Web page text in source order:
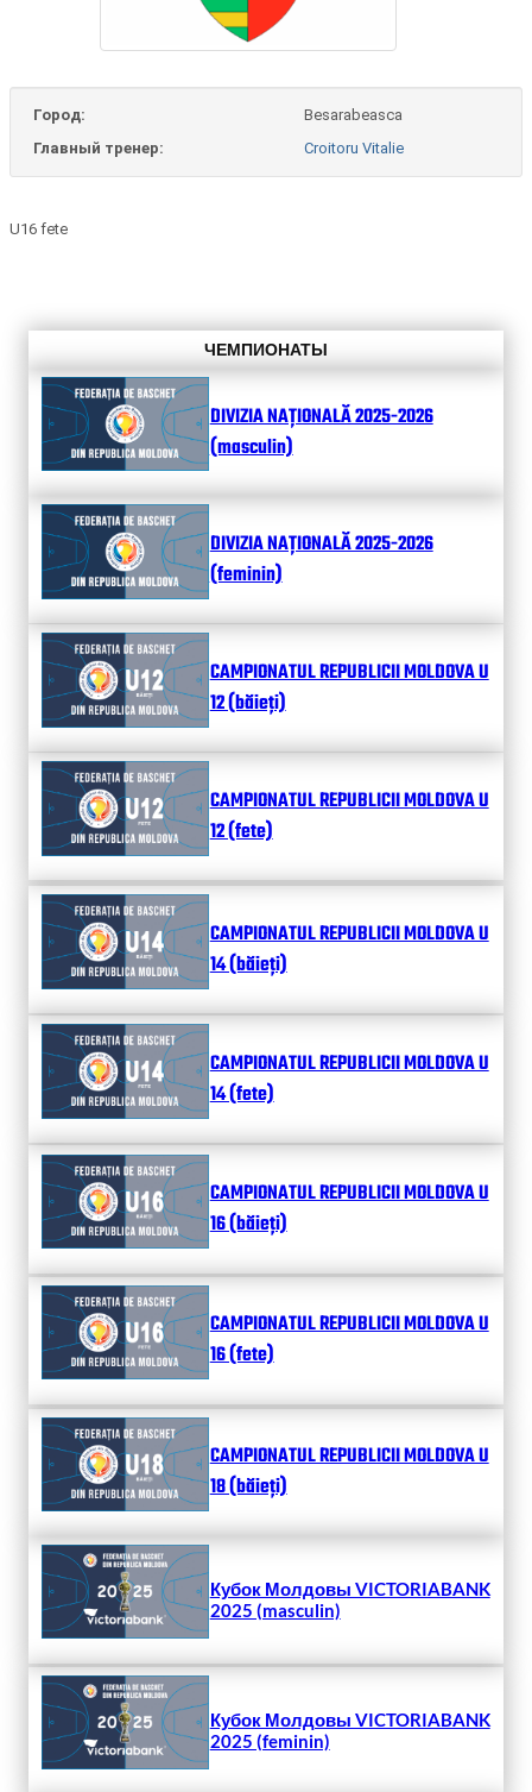
Город:
Besarabeasca
Главный тренер:
Croitoru Vitalie
U16 fete
ЧЕМПИОНАТЫ
DIVIZIA NAȚIONALĂ 2025-2026
(masculin)
DIVIZIA NAȚIONALĂ 2025-2026
(feminin)
CAMPIONATUL REPUBLICII MOLDOVA U
12 (băieți)
CAMPIONATUL REPUBLICII MOLDOVA U
12 (fete)
CAMPIONATUL REPUBLICII MOLDOVA U
14 (băieți)
CAMPIONATUL REPUBLICII MOLDOVA U
14 (fete)
CAMPIONATUL REPUBLICII MOLDOVA U
16 (băieți)
CAMPIONATUL REPUBLICII MOLDOVA U
16 (fete)
CAMPIONATUL REPUBLICII MOLDOVA U
18 (băieți)
Кубок Молдовы VICTORIABANK
2025 (masculin)
Кубок Молдовы VICTORIABANK
2025 (feminin)